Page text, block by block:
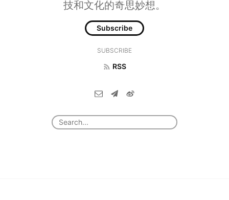
技和文化的奇思妙想。
Subscribe
SUBSCRIBE
RSS